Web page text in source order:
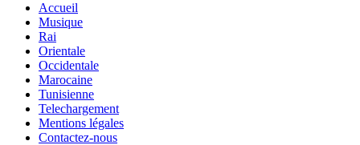
Accueil
Musique
Rai
Orientale
Occidentale
Marocaine
Tunisienne
Telechargement
Mentions légales
Contactez-nous